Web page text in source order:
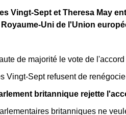
Vingt-Sept et Theresa May
Uni de l'Union
de majorité le vote de
Vingt-Sept refusent de
britannique rejette
britanniques ne